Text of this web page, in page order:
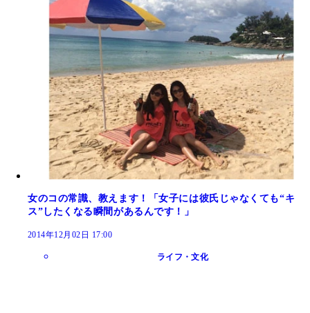
女のコの常識、教えます！「女子には彼氏じゃなくても“キ
ス”したくなる瞬間があるんです！」
2014年12月02日 17:00
ライフ・文化